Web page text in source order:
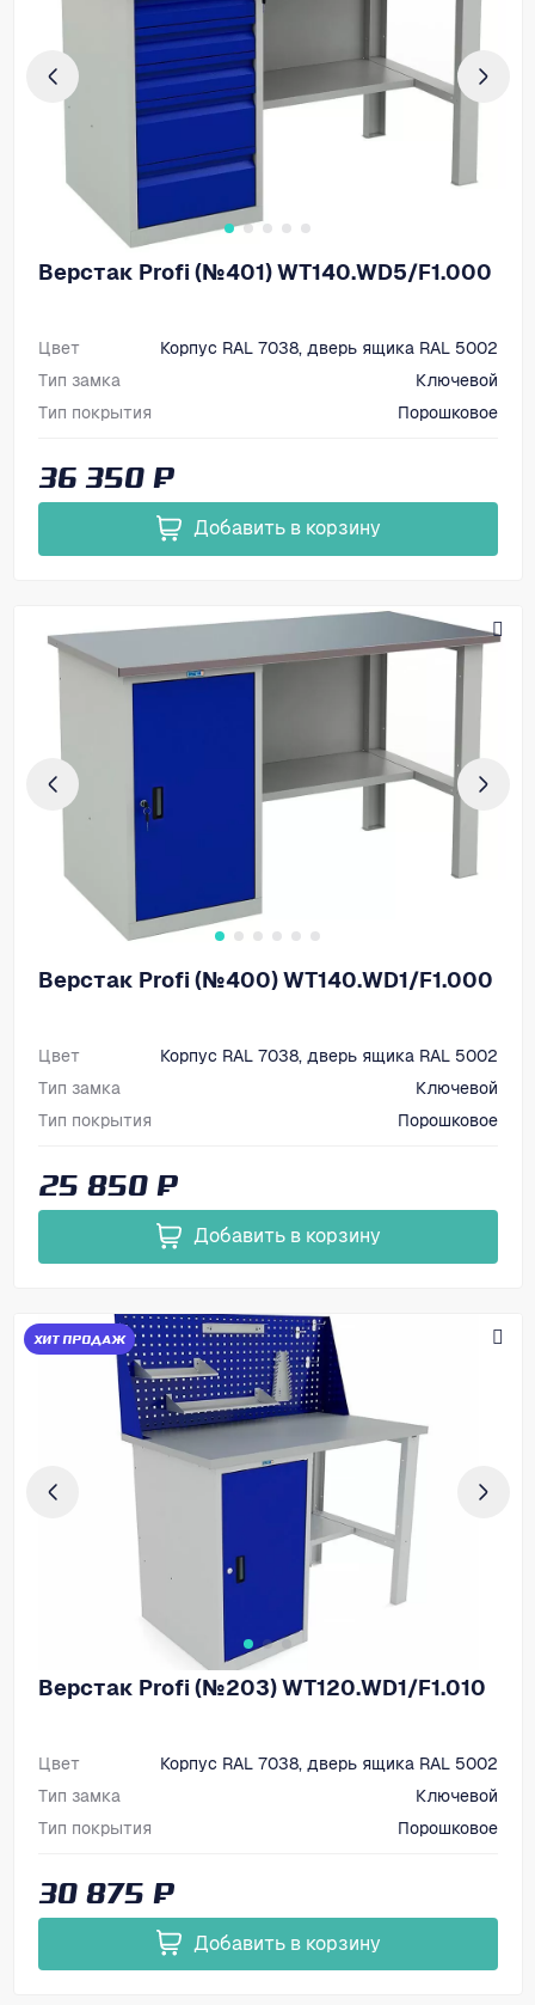
Верстак Profi (№401) WT140.WD5/F1.000
Цвет
Корпус RAL 7038, дверь ящика RAL 5002
Тип замка
Ключевой
Тип покрытия
Порошковое
36 350 ₽
Добавить в корзину
Верстак Profi (№400) WT140.WD1/F1.000
Цвет
Корпус RAL 7038, дверь ящика RAL 5002
Тип замка
Ключевой
Тип покрытия
Порошковое
25 850 ₽
Добавить в корзину
ХИТ ПРОДАЖ
Верстак Profi (№203) WT120.WD1/F1.010
Цвет
Корпус RAL 7038, дверь ящика RAL 5002
Тип замка
Ключевой
Тип покрытия
Порошковое
30 875 ₽
Добавить в корзину